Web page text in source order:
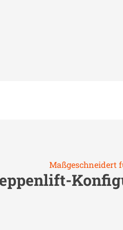
Maßgeschneidert